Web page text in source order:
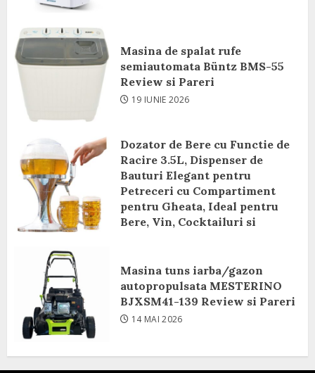
Masina de spalat rufe
semiautomata Büntz BMS-55
Review si Pareri
19 IUNIE 2026
Dozator de Bere cu Functie de
Racire 3.5L, Dispenser de
Bauturi Elegant pentru
Petreceri cu Compartiment
pentru Gheata, Ideal pentru
Bere, Vin, Cocktailuri si
8 IUNIE 2026
Masina tuns iarba/gazon
autopropulsata MESTERINO
BJXSM41-139 Review si Pareri
14 MAI 2026